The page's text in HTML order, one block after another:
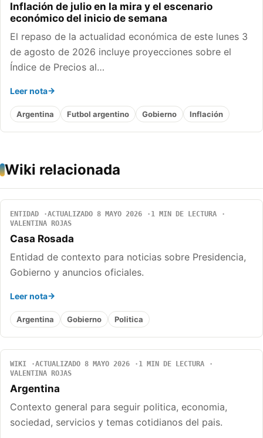
Inflación de julio en la mira y el escenario
económico del inicio de semana
El repaso de la actualidad económica de este lunes 3
de agosto de 2026 incluye proyecciones sobre el
Índice de Precios al…
Leer nota
Argentina Futbol argentino Gobierno Inflación
Wiki relacionada
ENTIDAD ACTUALIZADO 8 MAYO 2026
1 MIN DE LECTURA
VALENTINA ROJAS
Casa Rosada
Entidad de contexto para noticias sobre Presidencia,
Gobierno y anuncios oficiales.
Leer nota
Argentina Gobierno Politica
WIKI ACTUALIZADO 8 MAYO 2026
1 MIN DE LECTURA
VALENTINA ROJAS
Argentina
Contexto general para seguir politica, economia,
sociedad, servicios y temas cotidianos del pais.